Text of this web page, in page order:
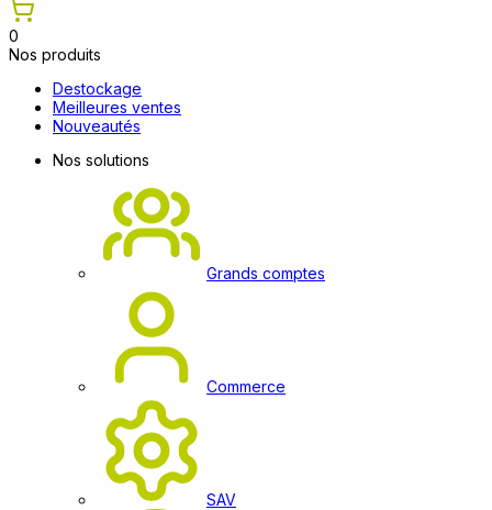
0
Nos produits
Destockage
Meilleures ventes
Nouveautés
Nos solutions
Grands comptes
Commerce
SAV